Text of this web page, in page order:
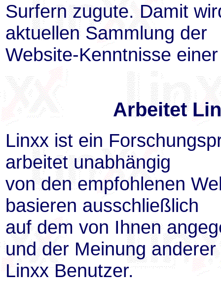
Surfern zugute. Damit
aktuellen Sammlung der
Website-Kenntnisse
Arbeitet
Linxx ist ein
arbeitet unabhängig
von den empfohlenen
basieren ausschließlich
auf dem von Ihnen
und der Meinung anderer
Linxx Benutzer.